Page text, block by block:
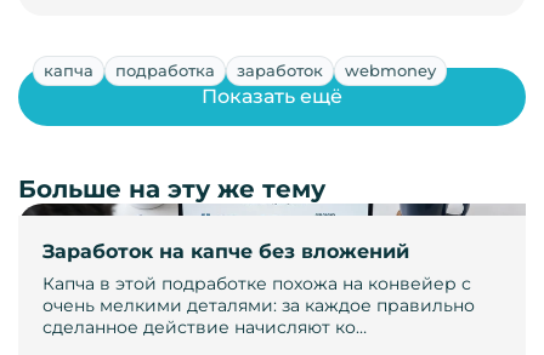
капча подработка заработок webmoney
Заработок на капче без вложений
Капча в этой подработке похожа на конвейер с
очень мелкими деталями: за каждое правильно
сделанное действие начисляют ко…
Показать ещё
Больше на эту же тему